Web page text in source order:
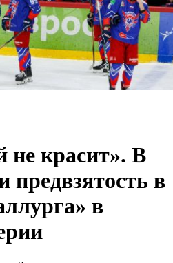
не красит». В
предвзятость в
в